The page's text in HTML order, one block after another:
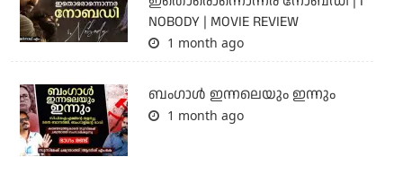
NOBODY | MOVIE REVIEW
1 month ago
ബംഗാള്‍ ഇന്നലെയും ഇന്നും
1 month ago